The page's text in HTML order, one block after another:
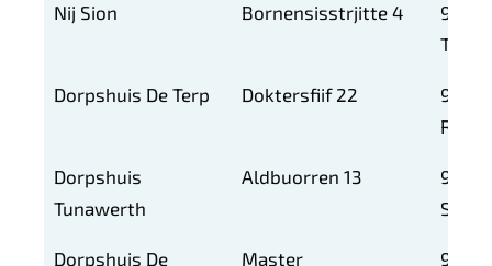
Nij Sion Bornensisstrjitte 4
9138
TB
Dorpshuis De Terp Doktersfiif 22
9137
RW
Dorpshuis
Tunawerth
Aldbuorren 13
9145
SE
Dorpshuis De Master 9141